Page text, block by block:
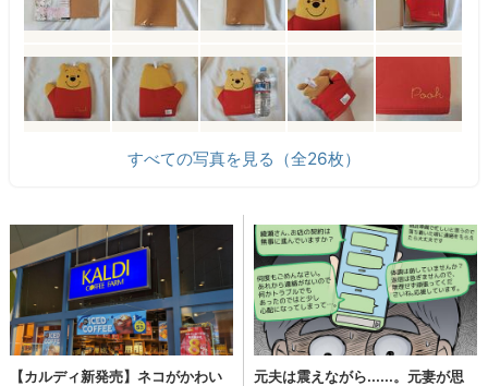
すべての写真を見る（全26枚）